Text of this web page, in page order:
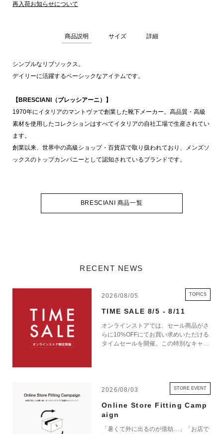
再入荷お知らせについて
商品説明 サイズ 詳細
シンプルなリブソックス。
デイリーに活躍するベーシックなアイテムです。
【BRESCIANI（ブレッシアーニ）】
1970年にイタリアのマントヴァで創業した靴下メーカー。高品質・高級
素材を使用したコレクションはすべてイタリアの自社工場で生産されてい
ます。
創業以来、世界中の高級ショップ・百貨店で取り扱われており、メンズソ
ックスのトップカンパニーとして認知されているブランドです。
BRESCIANI 商品一覧
RECENT NEWS
2026/08/05 TOPICS
TIME SALE 8/5 - 8/11
オンラインストアでは、セール商品がさ
らに10%OFFにてお買い求めいただける
タイムセールを開催。この特別なキャン
2026/08/03 STORE EVENT
Online Store Fitting Camp
aign
「暑くて外に出るのが億劫…」「お店で